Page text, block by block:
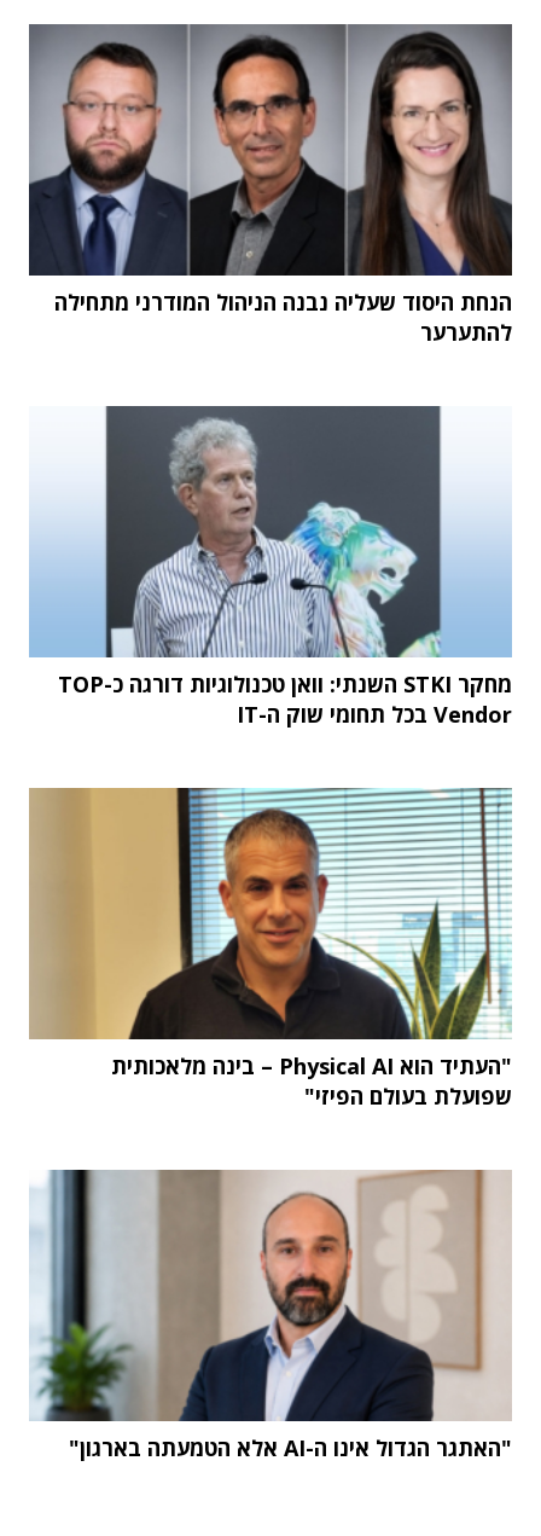
הנחת היסוד שעליה נבנה הניהול המודרני מתחילה
להתערער
מחקר STKI השנתי: וואן טכנולוגיות דורגה כ-TOP
Vendor בכל תחומי שוק ה-IT
"העתיד הוא Physical AI – בינה מלאכותית
שפועלת בעולם הפיזי"
"האתגר הגדול אינו ה-AI אלא הטמעתה בארגון"